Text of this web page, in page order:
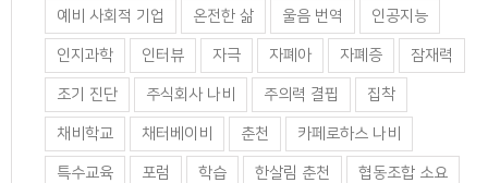
예비 사회적 기업 온전한 삶 울음 번역 인공지능
인지과학 인터뷰 자극 자폐아 자폐증 잠재력
조기 진단 주식회사 나비 주의력 결핍 집착
채비학교 채터베이비 춘천 카페로하스 나비
특수교육 포럼 학습 한살림 춘천 협동조합 소요